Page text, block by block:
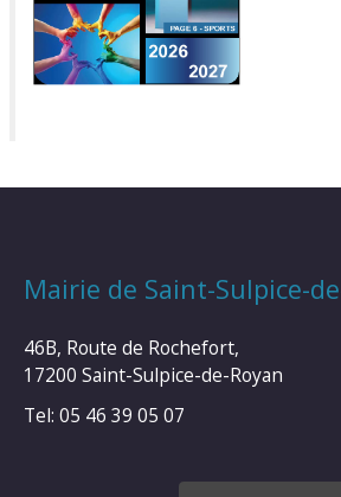
Mairie de Saint-Sulpice-
46B, Route de Rochefort,
17200 Saint-Sulpice-de-Royan
Tel: 05 46 39 05 07